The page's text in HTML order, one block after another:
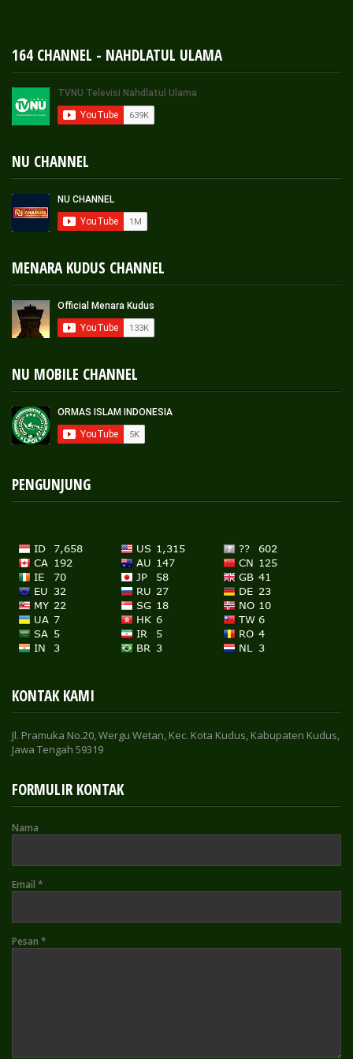
164 CHANNEL - NAHDLATUL ULAMA
NU CHANNEL
MENARA KUDUS CHANNEL
NU MOBILE CHANNEL
PENGUNJUNG
KONTAK KAMI
Jl. Pramuka No.20, Wergu Wetan, Kec. Kota Kudus, Kabupaten Kudus,
Jawa Tengah 59319
FORMULIR KONTAK
Nama
Email *
Pesan *